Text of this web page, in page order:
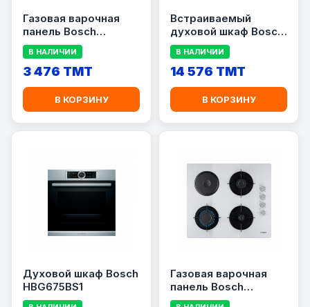
Газовая варочная
панель Bosch
PBP6C6K80Q
В НАЛИЧИИ
3 476 TMT
В КОРЗИНУ
Встраиваемый
духовой шкаф Bosch
HBG635BS1
В НАЛИЧИИ
14 576 TMT
В КОРЗИНУ
Духовой шкаф Bosch
HBG675BS1
Газовая варочная
панель Bosch
POY6B2O10Q